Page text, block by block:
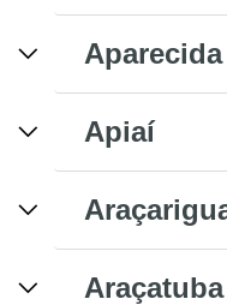
Apiaí
Araçatuba